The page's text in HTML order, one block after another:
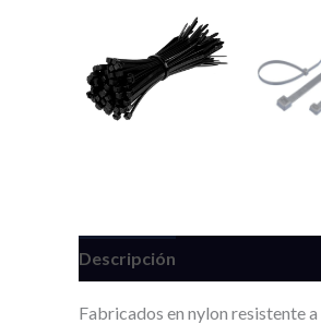
Descripción
Fabricados en nylon resistente